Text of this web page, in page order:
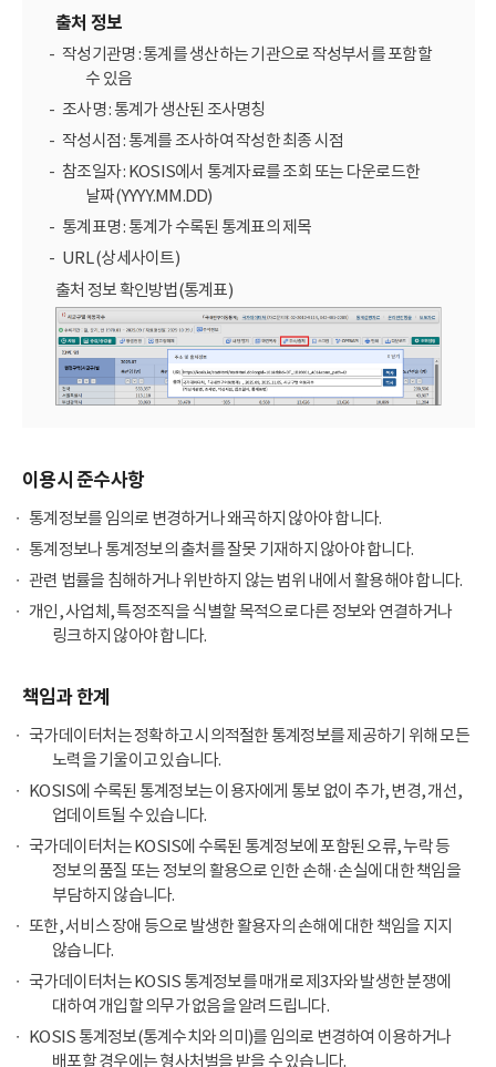
출처 정보
작성기관명 : 통계를 생산하는 기관으로 작성부서를 포함할
수 있음
조사명 : 통계가 생산된 조사명칭
작성시점 : 통계를 조사하여 작성한 최종 시점
참조일자 : KOSIS에서 통계자료를 조회 또는 다운로드한
날짜(YYYY.MM.DD)
통계표명 : 통계가 수록된 통계표의 제목
URL (상세사이트)
출처 정보 확인방법(통계표)
이용시 준수사항
통계정보를 임의로 변경하거나 왜곡하지 않아야 합니다.
통계정보나 통계정보의 출처를 잘못 기재하지 않아야 합니다.
관련 법률을 침해하거나 위반하지 않는 범위 내에서 활용해야 합니다.
개인, 사업체, 특정조직을 식별할 목적으로 다른 정보와 연결하거나
링크하지 않아야 합니다.
책임과 한계
국가데이터처는 정확하고 시의적절한 통계정보를 제공하기 위해 모든
노력을 기울이고 있습니다.
KOSIS에 수록된 통계정보는 이용자에게 통보 없이 추가, 변경, 개선,
업데이트될 수 있습니다.
국가데이터처는 KOSIS에 수록된 통계정보에 포함된 오류, 누락 등
정보의 품질 또는 정보의 활용으로 인한 손해·손실에 대한 책임을
부담하지 않습니다.
또한, 서비스 장애 등으로 발생한 활용자의 손해에 대한 책임을 지지
않습니다.
국가데이터처는 KOSIS 통계정보를 매개로 제3자와 발생한 분쟁에
대하여 개입할 의무가 없음을 알려드립니다.
KOSIS 통계정보(통계수치와 의미)를 임의로 변경하여 이용하거나
배포할 경우에는 형사처벌을 받을 수 있습니다.